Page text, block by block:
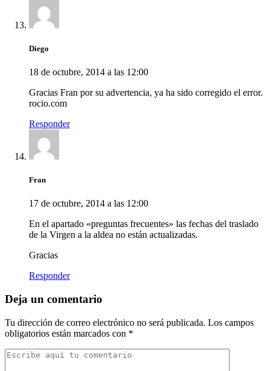
Diego
18 de octubre, 2014 a las 12:00
Gracias Fran por su advertencia, ya ha sido corregido el error.
rocio.com
Responder
Fran
17 de octubre, 2014 a las 12:00
En el apartado «preguntas frecuentes» las fechas del traslado
de la Virgen a la aldea no están actualizadas.
Gracias
Responder
Deja un comentario
Tu dirección de correo electrónico no será publicada. Los campos
obligatorios están marcados con *